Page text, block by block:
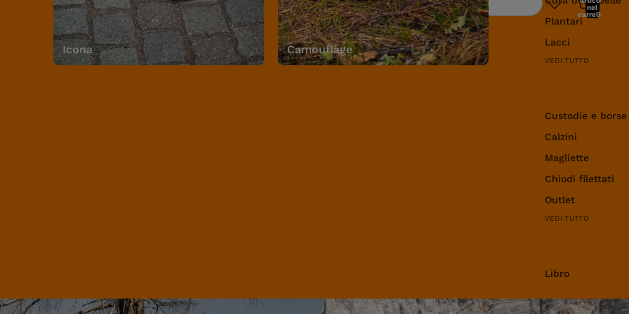
Icona Camouflage
Plantari
Lacci
VEDI TUTTO
Custodie e
Calzini
Magliette
Chiodi filettati
Outlet
VEDI TUTTO
Libro
Ricerca
nel
carrello: